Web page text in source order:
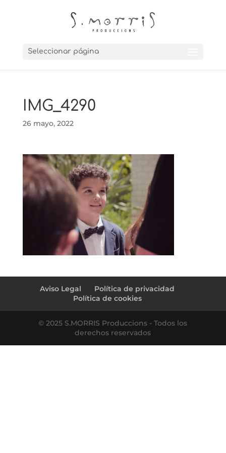
Seleccionar página
IMG_4290
26 mayo, 2022
Aviso Legal
Política de privacidad
Política de cookies
© 2025 S.MORRIS Produccions - Todos los
derechos reservados